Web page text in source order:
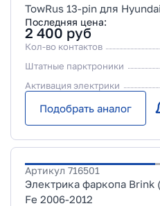
TowRus 13-pin для
Последняя цена:
2 400 руб
Кол-во контактов
Штатные парктроники
Активация электрики
Подобрать аналог
Артикул 716501
Электрика фаркопа Brink
Fe 2006-2012